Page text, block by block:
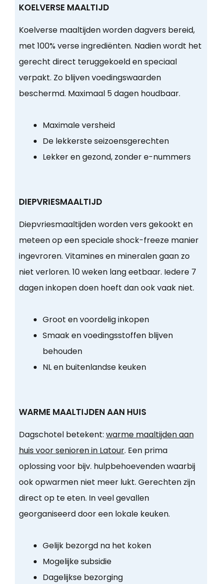
KOELVERSE MAALTIJD
Koelverse maaltijden worden dagvers bereid,
met 100% verse ingrediënten. Nadien wordt het
gerecht direct teruggekoeld en speciaal
verpakt. Zo blijven voedingswaarden
beschermd. Maximaal 5 dagen houdbaar.
Maximale versheid
De lekkerste seizoensgerechten
Lekker en gezond, zonder e-nummers
DIEPVRIESMAALTIJD
Diepvriesmaaltijden worden vers gekookt en
meteen op een speciale shock-freeze manier
ingevroren. Vitamines en mineralen gaan zo
niet verloren. 10 weken lang eetbaar. Iedere 7
dagen inkopen doen hoeft dan ook vaak niet.
Groot en voordelig inkopen
Smaak en voedingsstoffen blijven
behouden
NL en buitenlandse keuken
WARME MAALTIJDEN AAN HUIS
Dagschotel betekent: warme maaltijden aan
huis voor senioren in Latour. Een prima
oplossing voor bijv. hulpbehoevenden waarbij
ook opwarmen niet meer lukt. Gerechten zijn
direct op te eten. In veel gevallen
georganiseerd door een lokale keuken.
Gelijk bezorgd na het koken
Mogelijke subsidie
Dagelijkse bezorging